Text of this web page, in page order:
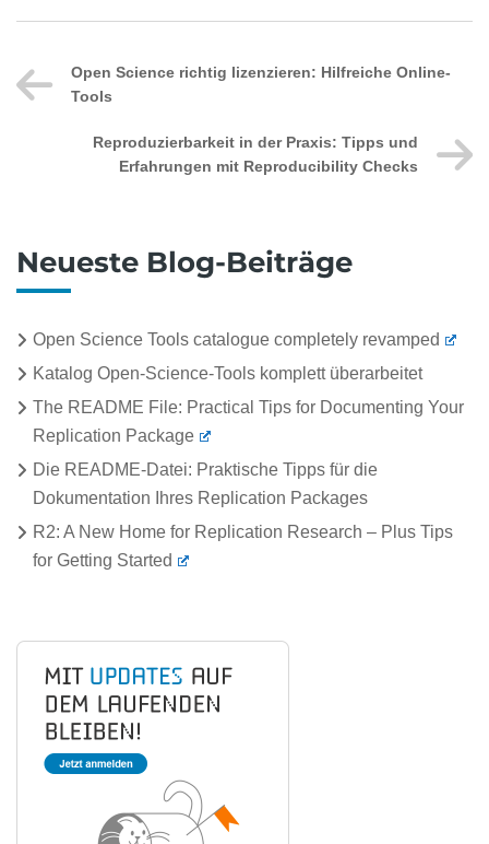
Neueste Blog-Beiträge
Open Science Tools catalogue completely revamped
Katalog Open-Science-Tools komplett überarbeitet
The README File: Practical Tips for Documenting Your
Replication Package
Die README-Datei: Praktische Tipps für die
Dokumentation Ihres Replication Packages
R2: A New Home for Replication Research – Plus Tips
for Getting Started
Open Science richtig lizenzieren: Hilfreiche Online-
Tools
Reproduzierbarkeit in der Praxis: Tipps und
Erfahrungen mit Reproducibility Checks